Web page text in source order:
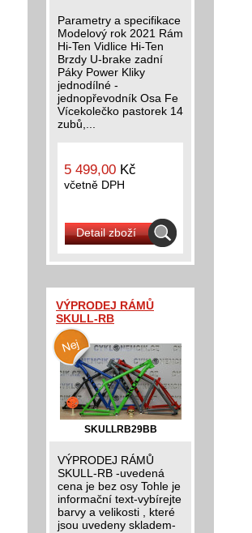
Parametry a specifikace
Modelový rok 2021 Rám
Hi-Ten Vidlice Hi-Ten
Brzdy U-brake zadní
Páky Power Kliky
jednodílné -
jednopřevodník Osa Fe
Vícekolečko pastorek 14
zubů,...
5 499,00 Kč
včetně DPH
Detail zboží
VÝPRODEJ RÁMŮ
SKULL-RB
SKULLRB29BB
VÝPRODEJ RÁMŮ
SKULL-RB -uvedená
cena je bez osy Tohle je
informační text-vybírejte
barvy a velikosti , které
jsou uvedeny skladem-